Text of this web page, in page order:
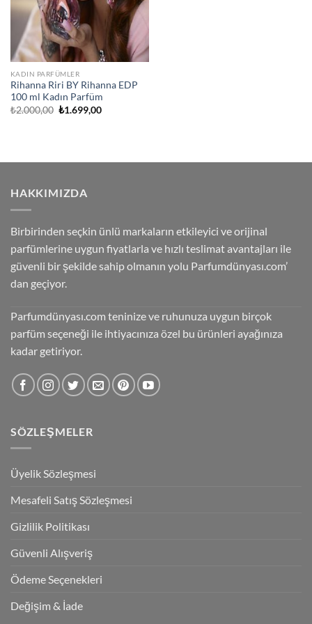
KADIN PARFÜMLER
Rihanna Riri BY Rihanna EDP
100 ml Kadın Parfüm
₺2.000,00 Orijinal
₺1.699,00Şu
HAKKIMIZDA
Birbirinden seçkin ünlü markaların etkileyici ve orijinal
parfümlerine uygun fiyatlarla ve hızlı teslimat avantajları ile
güvenli bir şekilde sahip olmanın yolu Parfumdünyası.com’
dan geçiyor.
Parfumdünyası.com teninize ve ruhunuza uygun birçok
parfüm seçeneği ile ihtiyacınıza özel bu ürünleri ayağınıza
kadar getiriyor.
SÖZLEŞMELER
Üyelik Sözleşmesi
Mesafeli Satış Sözleşmesi
Gizlilik Politikası
Güvenli Alışveriş
Ödeme Seçenekleri
Değişim & İade